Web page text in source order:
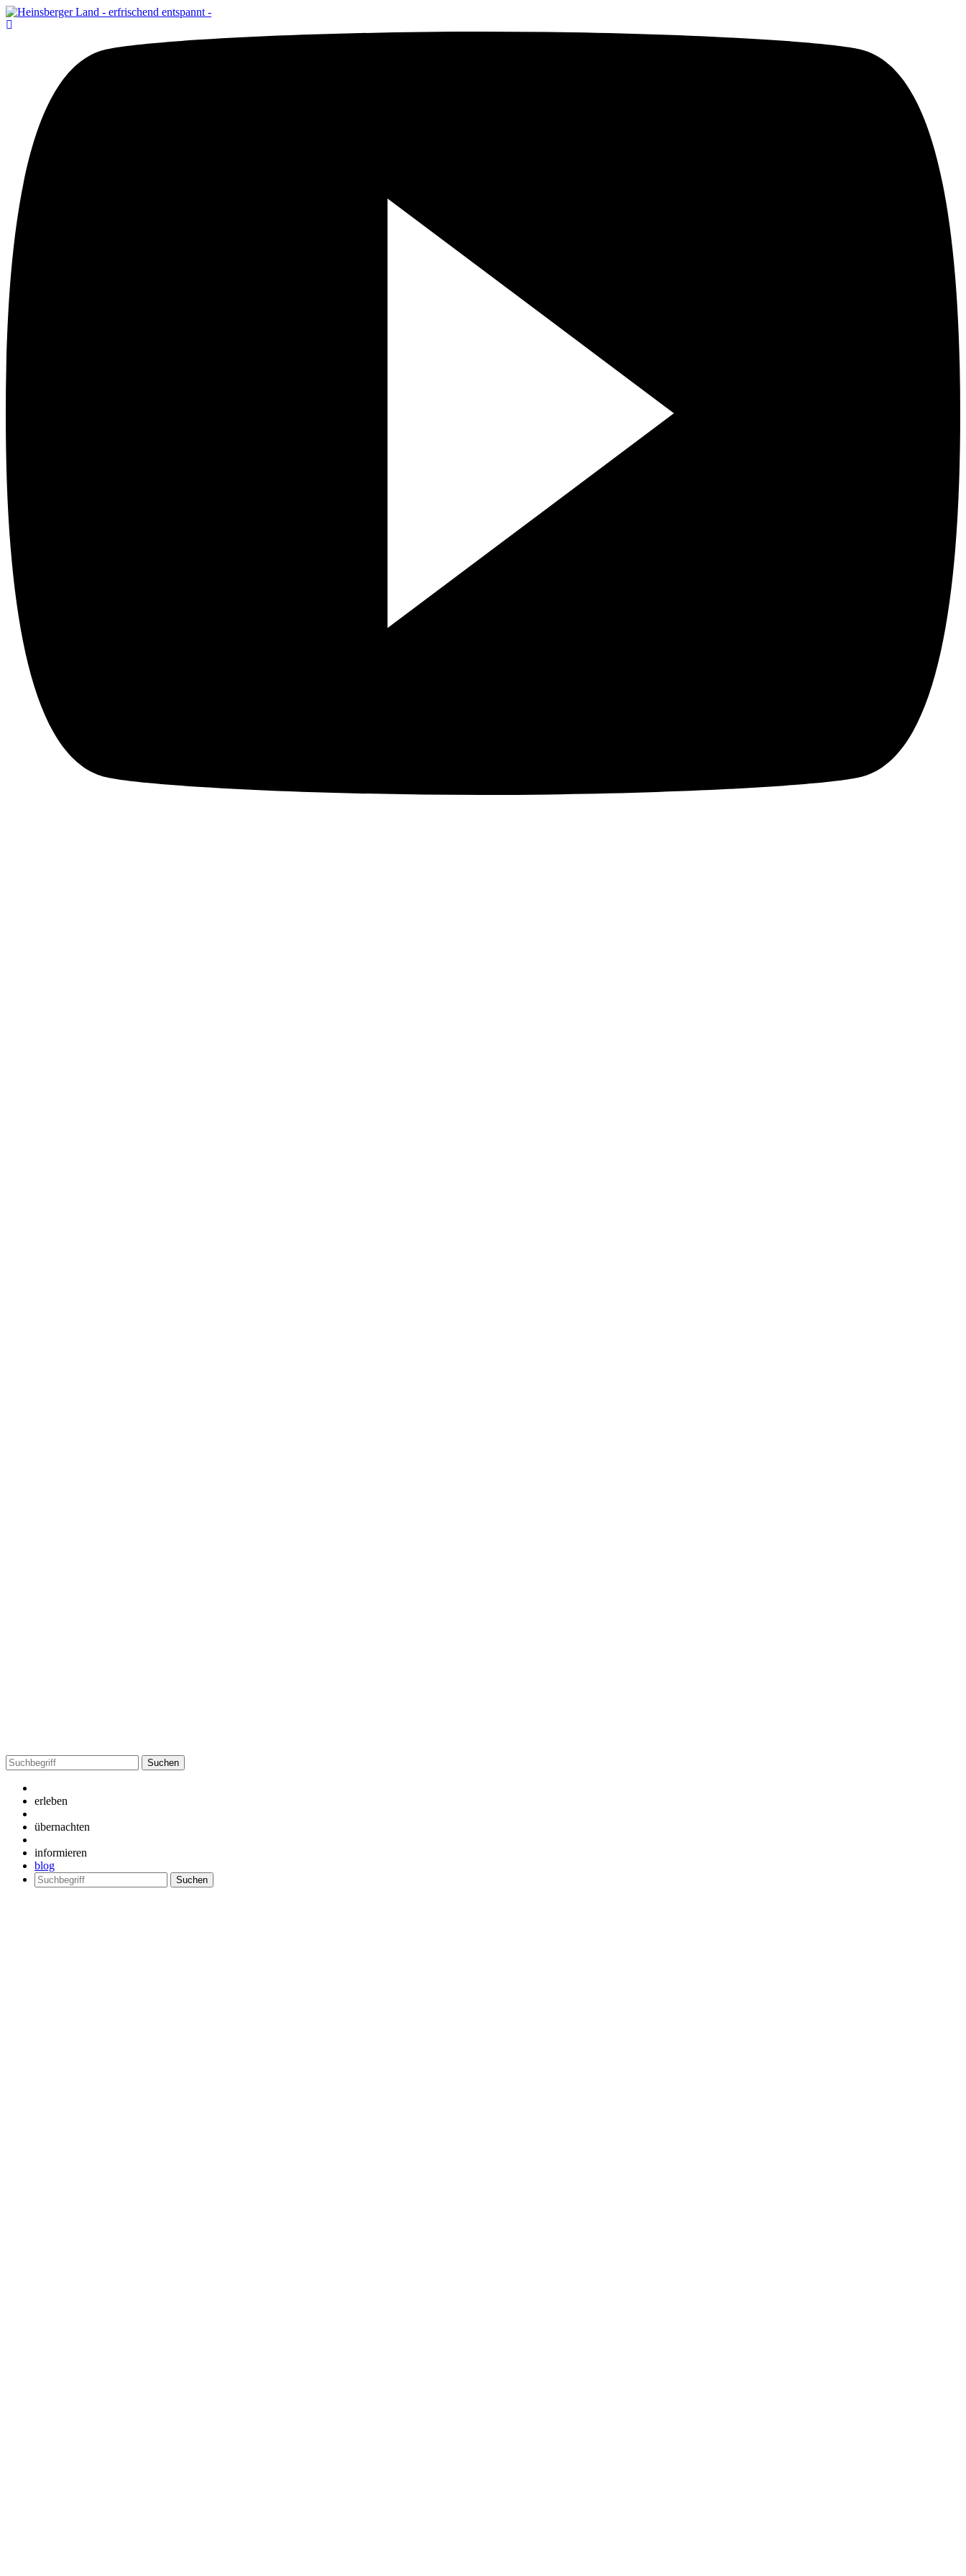
Suchen
nach:
erleben
übernachten
informieren
blog
Suchen
nach: